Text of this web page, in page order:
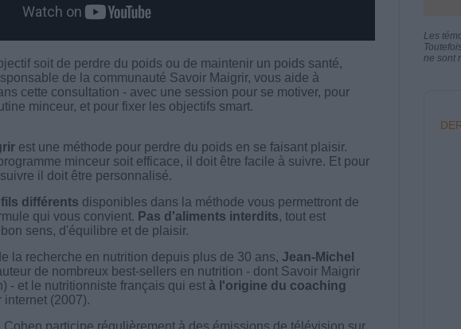
soit de perdre du poids ou de maintenir un poids santé,
de la communauté Savoir Maigrir, vous aide à
cette consultation - avec une session pour se motiver, pour
minceur, et pour fixer les objectifs smart.
est une méthode pour perdre du poids en se faisant plaisir.
minceur soit efficace, il doit être facile à suivre. Et pour
il doit être personnalisé.
différents disponibles dans la méthode vous permettront de
qui vous convient. Pas d'aliments interdits, tout est
sens, d'équilibre et de plaisir.
la recherche en nutrition depuis plus de 30 ans, Jean-Michel
de nombreux best-sellers en nutrition - dont Savoir Maigrir
- et le nutritionniste français qui est à l'origine du coaching
(2007).
Cohen participe régulièrement à des émissions de télévision sur
Les
ne sont